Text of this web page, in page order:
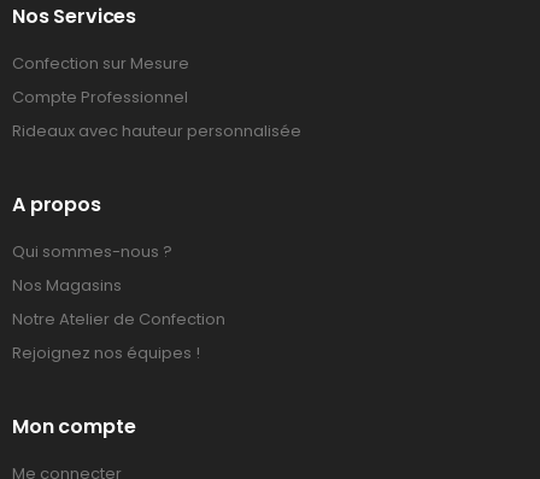
Nos Services
Confection sur Mesure
Compte Professionnel
Rideaux avec hauteur personnalisée
A propos
Qui sommes-nous ?
Nos Magasins
Notre Atelier de Confection
Rejoignez nos équipes !
Mon compte
Me connecter